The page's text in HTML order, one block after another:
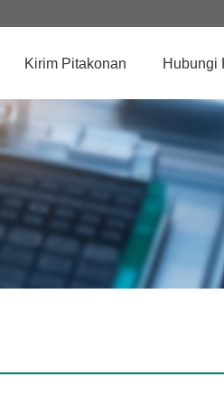
Kirim Pitakonan Hubungi